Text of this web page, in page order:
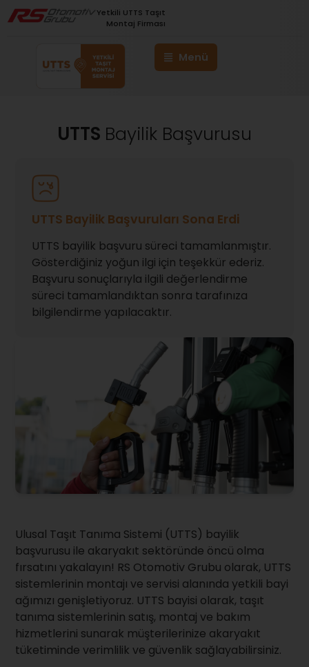
Yetkili UTTS Taşıt
Montaj Firması
UTTS Bayilik Başvurusu
UTTS Bayilik Başvuruları Sona Erdi
UTTS bayilik başvuru süreci tamamlanmıştır.
Gösterdiğiniz yoğun ilgi için teşekkür ederiz.
Başvuru sonuçlarıyla ilgili değerlendirme
süreci tamamlandıktan sonra tarafınıza
bilgilendirme yapılacaktır.
Ulusal Taşıt Tanıma Sistemi (UTTS) bayilik
başvurusu ile akaryakıt sektöründe öncü olma
fırsatını yakalayın! RS Otomotiv Grubu olarak, UTTS
sistemlerinin montajı ve servisi alanında yetkili bayi
ağımızı genişletiyoruz. UTTS bayisi olarak, taşıt
tanıma sistemlerinin satış, montaj ve bakım
hizmetlerini sunarak müşterilerinize akaryakıt
tüketiminde verimlilik ve güvenlik sağlayabilirsiniz.